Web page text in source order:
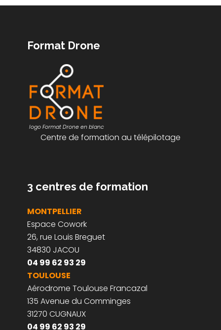
Format Drone
logo Format Drone en blanc
Centre de formation au télépilotage
3 centres de formation
MONTPELLIER
Espace Cowork
26, rue Louis Breguet
34830 JACOU
04 99 62 93 29
TOULOUSE
Aérodrome Toulouse Francazal
135 Avenue du Comminges
31270 CUGNAUX
04 99 62 93 29